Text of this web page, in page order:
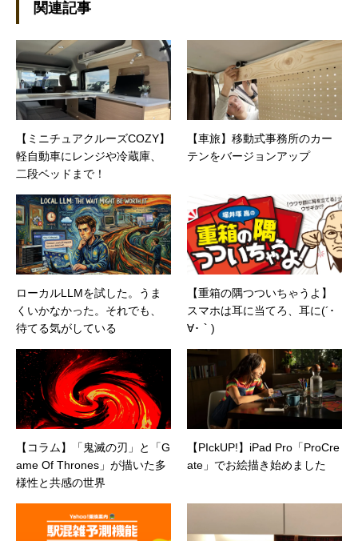
関連記事
【ミニチュアクルーズCOZY】
軽自動車にレンジや冷蔵庫、
二段ベッドまで！
【車旅】移動式事務所のカー
テンをバージョンアップ
ローカルLLMを試した。うま
くいかなかった。それでも、
待てる気がしている
【重箱の隅つついちゃうよ】
スマホは耳に当てろ、耳に(´･
∀･｀)
【コラム】「鬼滅の刃」と「G
ame Of Thrones」が描いた多
様性と共感の世界
【PIckUP!】iPad Pro「ProCre
ate」でお絵描き始めました